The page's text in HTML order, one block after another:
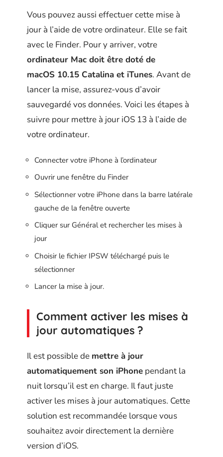
Vous pouvez aussi effectuer cette mise à
jour à l’aide de votre ordinateur. Elle se fait
avec le Finder. Pour y arriver, votre
ordinateur Mac doit être doté de
macOS 10.15 Catalina et iTunes. Avant de
lancer la mise, assurez-vous d’avoir
sauvegardé vos données. Voici les étapes à
suivre pour mettre à jour iOS 13 à l’aide de
votre ordinateur.
Connecter votre iPhone à l’ordinateur
Ouvrir une fenêtre du Finder
Sélectionner votre iPhone dans la barre latérale
gauche de la fenêtre ouverte
Cliquer sur Général et rechercher les mises à
jour
Choisir le fichier IPSW téléchargé puis le
sélectionner
Lancer la mise à jour.
Comment activer les mises à
jour automatiques ?
Il est possible de mettre à jour
automatiquement son iPhone pendant la
nuit lorsqu’il est en charge. Il faut juste
activer les mises à jour automatiques. Cette
solution est recommandée lorsque vous
souhaitez avoir directement la dernière
version d’iOS.